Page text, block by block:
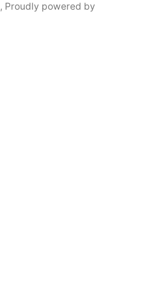
, Proudly powered by